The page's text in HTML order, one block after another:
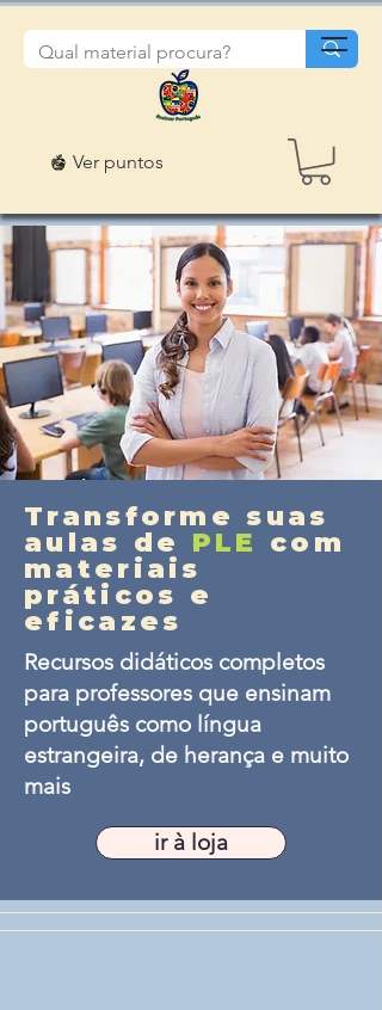
Ver puntos
Transforme suas
aulas de PLE com
materiais
práticos e
eficazes
Recursos didáticos completos
para professores que ensinam
português como língua
estrangeira, de herança e muito
mais
ir à loja